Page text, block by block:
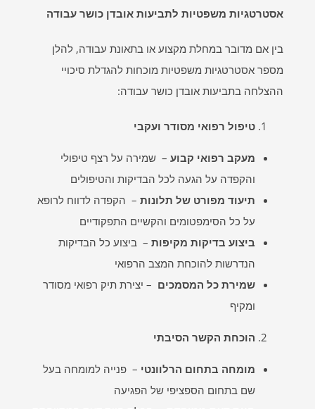
אסטרטגיות משפטיות לתביעות אובדן כושר עבודה
בין אם מדובר במחלת מקצוע או בתאונת עבודה, להלן
מספר אסטרטגיות משפטיות מוכחות להגדלת סיכויי
ההצלחה בתביעות אובדן כושר עבודה:
טיפול רפואי מסודר ועקבי
מעקב רפואי קבוע – שמירה על רצף טיפולי
והקפדה על הגעה לכל הבדיקות והטיפולים
תיעוד מפורט של תלונות – הקפדה לדווח לרופא
על כל הסימפטומים והקשיים התפקודיים
ביצוע בדיקות מקיפות – ביצוע כל הבדיקות
הנדרשות להוכחת המצב הרפואי
שמירת כל המסמכים – יצירת תיק רפואי מסודר
ומקיף
הוכחת הקשר הסיבתי
מומחה בתחום הרלוונטי – פנייה למומחה בעל
שם בתחום הספציפי של הפגיעה